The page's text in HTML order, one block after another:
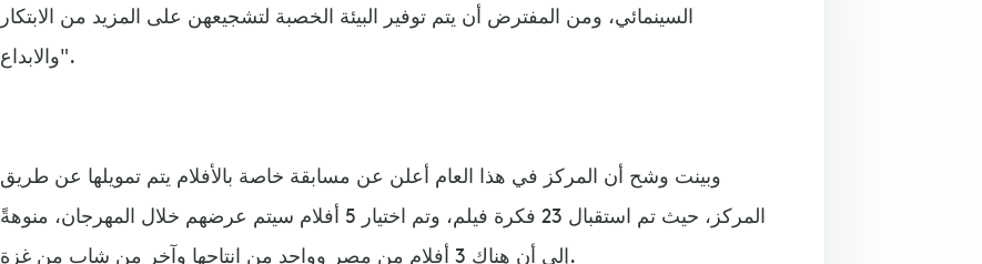
السينمائي، ومن المفترض أن يتم توفير البيئة الخصبة لتشجيعهن على المزيد من الابتكار
والابداع".
وبينت وشح أن المركز في هذا العام أعلن عن مسابقة خاصة بالأفلام يتم تمويلها عن طريق
المركز، حيث تم استقبال 23 فكرة فيلم، وتم اختيار 5 أفلام سيتم عرضهم خلال المهرجان، منوهةً
إلى أن هناك 3 أفلام من مصر وواحد من انتاجها وآخر من شاب من غزة.